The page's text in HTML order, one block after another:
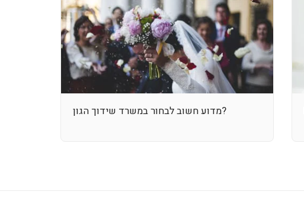
מדוע חשוב לבחור במשרד שידוך הגון?